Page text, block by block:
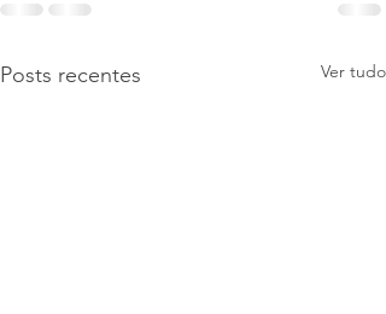
Posts recentes Ver tudo